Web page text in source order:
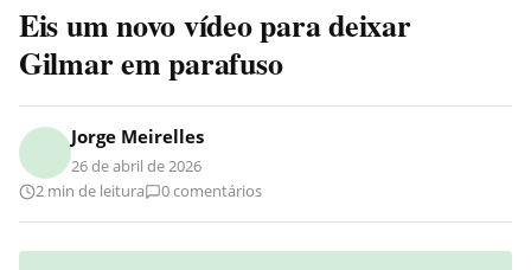
Eis um novo vídeo para deixar
Gilmar em parafuso
Jorge Meirelles
26 de abril de 2026
2 min de leitura
0 comentários